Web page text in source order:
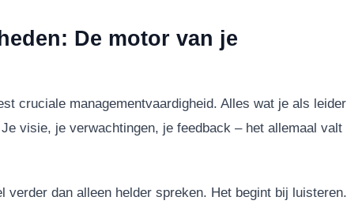
De motor van je
cruciale managementvaardigheid. Alles wat je als leider
visie, je verwachtingen, je feedback – het allemaal valt
verder dan alleen helder spreken. Het begint bij luisteren.